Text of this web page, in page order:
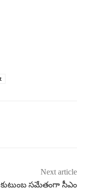
Next article
కుటుంబ సమేతంగా సీఎం